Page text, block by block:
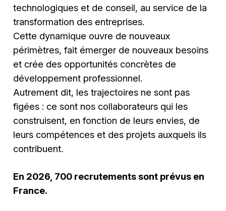
technologiques et de conseil, au service de la
transformation des entreprises.
Cette dynamique ouvre de nouveaux
périmètres, fait émerger de nouveaux besoins
et crée des opportunités concrètes de
développement professionnel.
Autrement dit, les trajectoires ne sont pas
figées : ce sont nos collaborateurs qui les
construisent, en fonction de leurs envies, de
leurs compétences et des projets auxquels ils
contribuent.
En 2026, 700 recrutements sont prévus en
France.